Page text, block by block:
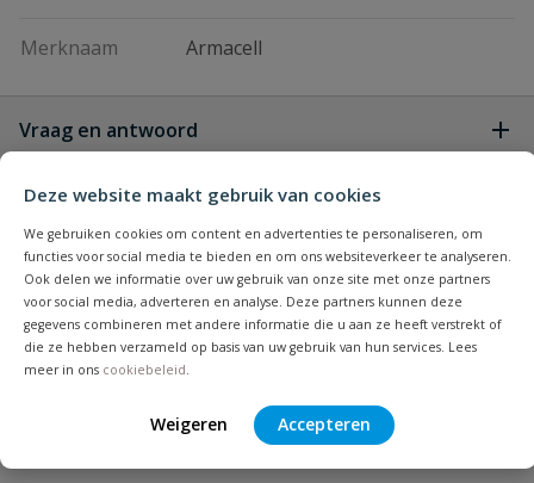
Deze website maakt gebruik van cookies
We gebruiken cookies om content en advertenties te personaliseren, om
functies voor social media te bieden en om ons websiteverkeer te analyseren.
Ook delen we informatie over uw gebruik van onze site met onze partners
voor social media, adverteren en analyse. Deze partners kunnen deze
gegevens combineren met andere informatie die u aan ze heeft verstrekt of
die ze hebben verzameld op basis van uw gebruik van hun services. Lees
meer in ons cookiebeleid
Weigeren Accepteren
Merknaam Armacell
Vraag en antwoord
Heb je zelf ook een vraag over
dit product?
Stel jouw
vraag
Beoordelingen
Schrijf zelf een beoordeling
Je beoordeelt:Armacell HT/Armaflex leidingisolatie
Bijpassende producten